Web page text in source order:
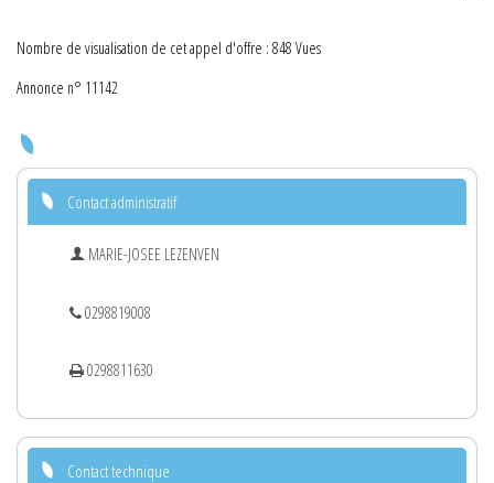
Nombre de visualisation de cet appel d'offre : 848 Vues
Annonce n° 11142
Contact administratif
MARIE-JOSEE LEZENVEN
0298819008
0298811630
Contact technique